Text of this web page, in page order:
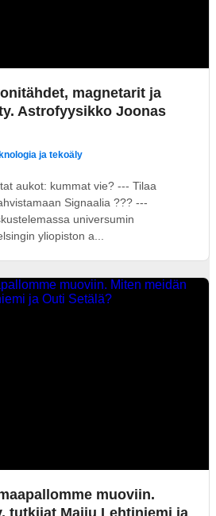
magnetarit ja
Astrofyysikko Joonas
ja tekoäly
aukot: kummat vie? --- Tilaa
Signaalia ??? ---
universumin
yliopiston a...
muoviin.
tutkijat Maiju Lehtiniemi ja